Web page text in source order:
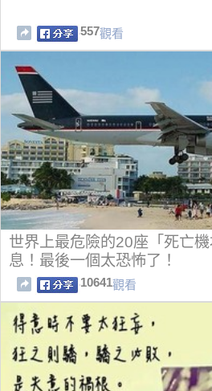
557觀看
世界上最危險的20座「死亡
息！最後一個太恐怖了！
10641觀看